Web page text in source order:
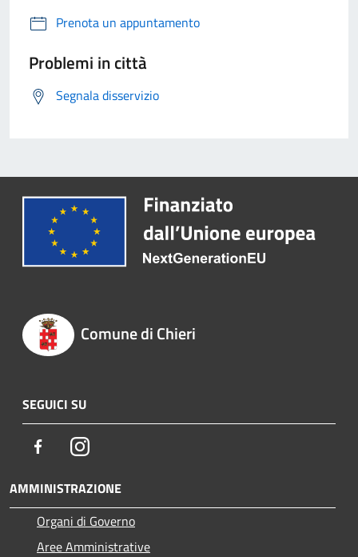
Prenota un appuntamento
Problemi in città
Segnala disservizio
Comune di Chieri
SEGUICI SU
FacebookInstagram
AMMINISTRAZIONE
Organi di Governo
Aree Amministrative